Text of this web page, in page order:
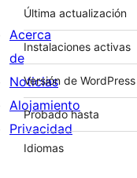
Última actualización
Instalaciones activas
Versión de WordPress
Probado hasta
Idiomas
Acerca
de
Noticias
Alojamiento
Privacidad